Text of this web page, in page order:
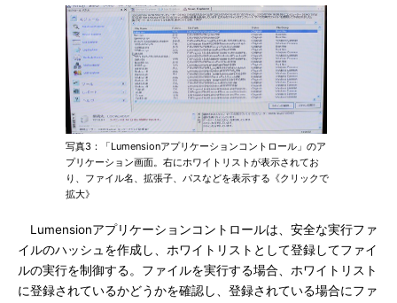
写真3：「Lumensionアプリケーションコントロール」のア
プリケーション画面。右にホワイトリストが表示されてお
り、ファイル名、拡張子、パスなどを表示する《クリックで
拡大》
Lumensionアプリケーションコントロールは、安全な実行ファ
イルのハッシュを作成し、ホワイトリストとして登録してファイ
ルの実行を制御する。ファイルを実行する場合、ホワイトリスト
に登録されているかどうかを確認し、登録されている場合にファ